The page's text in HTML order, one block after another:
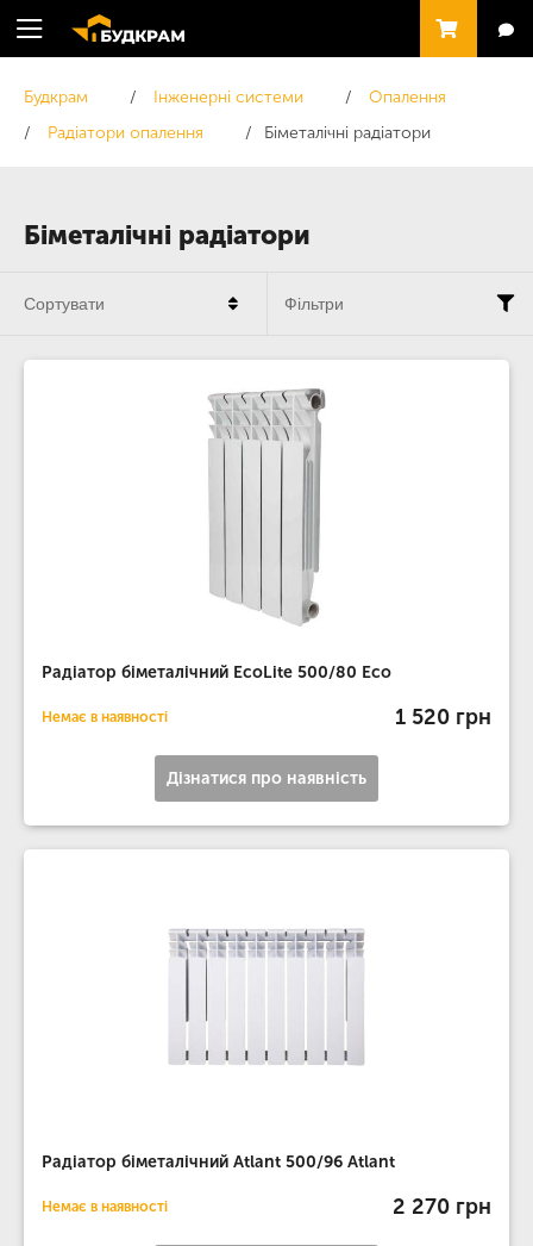
Біметалічні радіатори
Будкрам Інженерні системи
Опалення
Радіатори опалення
Біметалічні радіатори
Радіатор біметалічний EcoLite 500/80 Eco
Немає в наявності 1 520 грн
Дізнатися про наявність
Радіатор біметалічний Atlant 500/96 Atlant
Немає в наявності 2 270 грн
Сортувати Фільтри